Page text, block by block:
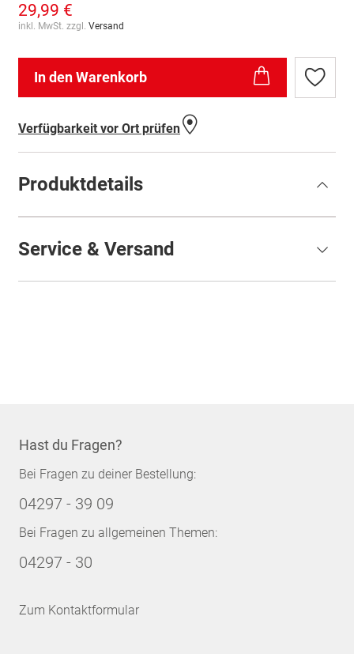
29,99 €
inkl. MwSt. zzgl. Versand
In den Warenkorb
Zur
Verfügbarkeit vor Ort prüfen
Produktdetails
Service & Versand
Hast du Fragen?
Bei Fragen zu deiner Bestellung:
04297 - 39 09
Bei Fragen zu allgemeinen Themen:
04297 - 30
Zum Kontaktformular